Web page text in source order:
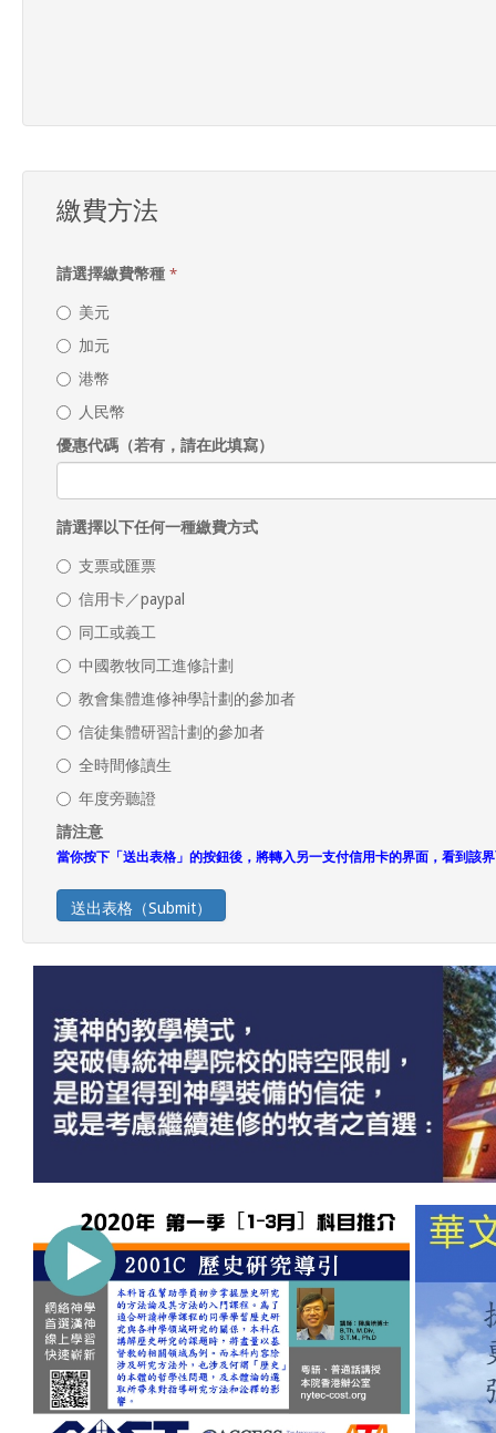
繳費方法
請選擇繳費幣種 *
美元
加元
港幣
人民幣
優惠代碼（若有，請在此填寫）
請選擇以下任何一種繳費方式
支票或匯票
信用卡／paypal
同工或義工
中國教牧同工進修計劃
教會集體進修神學計劃的參加者
信徒集體研習計劃的參加者
全時間修讀生
年度旁聽證
請注意
當你按下「送出表格」的按鈕後，將轉入另一支付信用卡的界面，看到該
送出表格（Submit）